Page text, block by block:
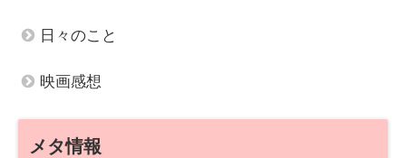
日々のこと
映画感想
メタ情報